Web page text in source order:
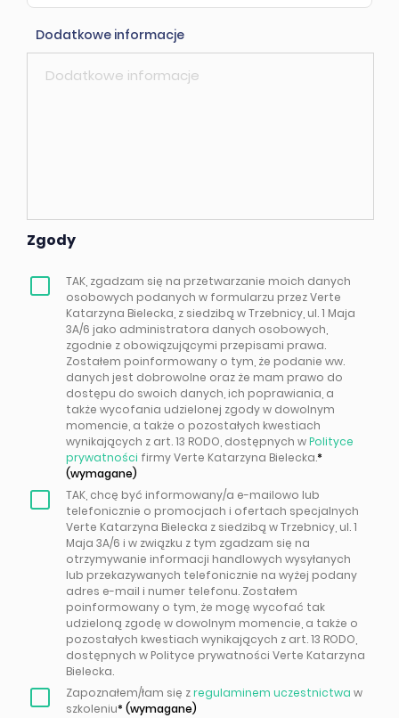
Dodatkowe informacje
Zgody
TAK, zgadzam się na przetwarzanie moich danych
osobowych podanych w formularzu przez Verte
Katarzyna Bielecka, z siedzibą w Trzebnicy, ul. 1 Maja
3A/6 jako administratora danych osobowych,
zgodnie z obowiązującymi przepisami prawa.
Zostałem poinformowany o tym, że podanie ww.
danych jest dobrowolne oraz że mam prawo do
dostępu do swoich danych, ich poprawiania, a
także wycofania udzielonej zgody w dowolnym
momencie, a także o pozostałych kwestiach
wynikających z art. 13 RODO, dostępnych wPolityce
prywatności firmy Verte Katarzyna Bielecka.
TAK, chcę być informowany/a e-mailowo lub
telefonicznie o promocjach i ofertach specjalnych
Verte Katarzyna Bielecka z siedzibą w Trzebnicy, ul. 1
Maja 3A/6 i w związku z tym zgadzam się na
otrzymywanie informacji handlowych wysyłanych
lub przekazywanych telefonicznie na wyżej podany
adres e-mail i numer telefonu. Zostałem
poinformowany o tym, że mogę wycofać tak
udzieloną zgodę w dowolnym momencie, a także o
pozostałych kwestiach wynikających z art. 13 RODO,
dostępnych w Polityce prywatności Verte Katarzyna
Bielecka.
Zapoznałem/łam się zregulaminem uczestnictwa w
szkoleniu